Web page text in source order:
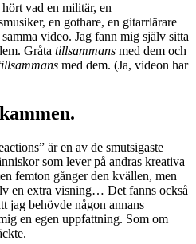
vad en militär, en
en gothare, en gitarrlärare
video. Jag fann mig själv sitta
Gråta tillsammans med dem och
med dem. (Ja, videon har
är en av de smutsigaste
som lever på andras kreativa
femton gånger den kvällen, men
en extra visning… Det fanns också
jag behövde någon annans
en egen uppfattning. Som om